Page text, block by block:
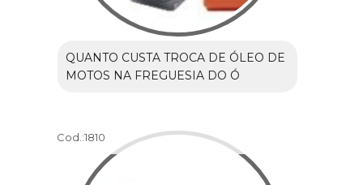
QUANTO CUSTA TROCA DE ÓLEO DE
MOTOS NA FREGUESIA DO Ó
Cod.:1810